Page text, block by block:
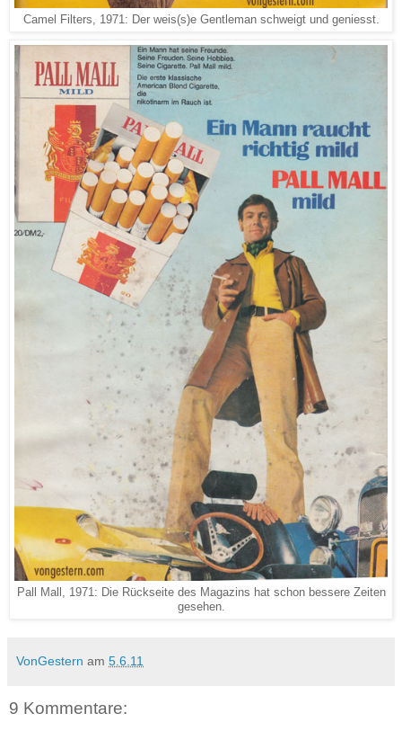
Camel Filters, 1971: Der weis(s)e Gentleman schweigt und geniesst.
Pall Mall, 1971: Die Rückseite des Magazins hat schon bessere Zeiten
gesehen.
VonGestern am 5.6.11
9 Kommentare: